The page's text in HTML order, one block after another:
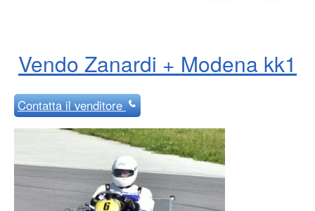
Vendo Zanardi + Modena kk1
Contattail venditore